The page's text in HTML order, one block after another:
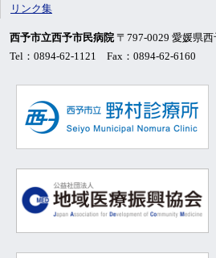
リンク集
西予市立西予市民病院 〒797-0029 愛媛県
Tel：0894-62-1121 Fax：0894-62-6160